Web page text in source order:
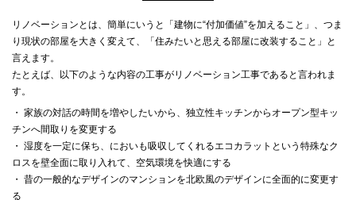
リノベーションとは、簡単にいうと「建物に“付加価値”を加えること」、つま
り現状の部屋を大きく変えて、「住みたいと思える部屋に改装すること」と
言えます。
たとえば、以下のような内容の工事がリノベーション工事であると言われま
す。
・ 家族の対話の時間を増やしたいから、独立性キッチンからオープン型キッ
チンへ間取りを変更する
・ 湿度を一定に保ち、においも吸収してくれるエコカラットという特殊なク
ロスを壁全面に取り入れて、空気環境を快適にする
・ 昔の一般的なデザインのマンションを北欧風のデザインに全面的に変更す
る